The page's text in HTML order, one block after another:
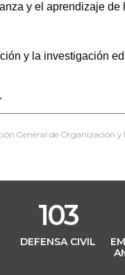
y el aprendizaje de
y la investigación
General de Organización y
103
DEFENSA CIVIL